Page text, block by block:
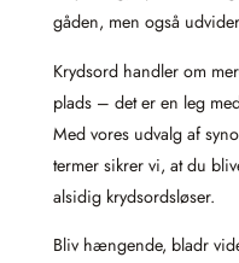
gåden, men også
Krydsord handler om
plads – det er en leg
Med vores udvalg af
termer sikrer vi, at du
alsidig krydsordsløser.
Bliv hængende, bladr